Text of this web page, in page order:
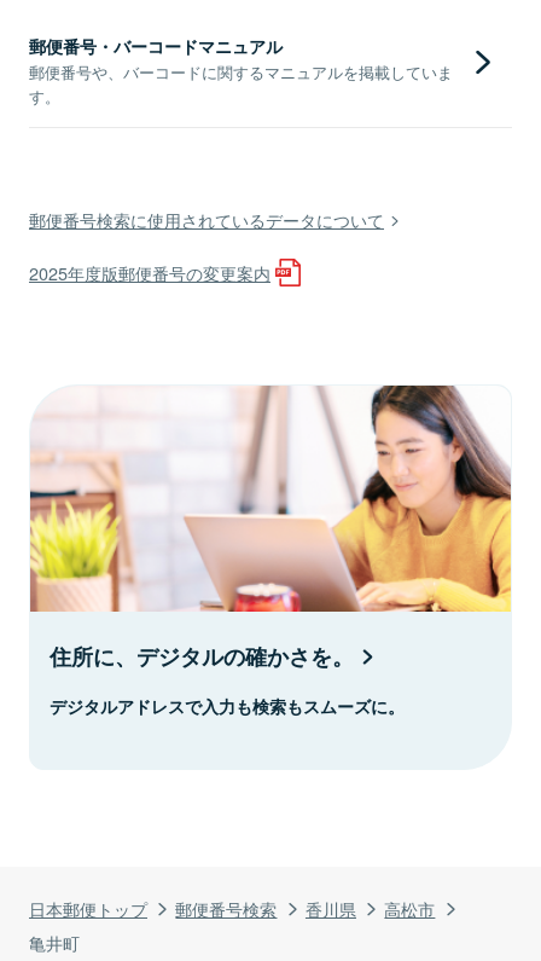
日本郵便トップ 郵便番号検索 香川県
高松市
亀井町
郵便番号・バーコードマニュアル
郵便番号や、バーコードに関するマニュアルを掲載していま
す。
郵便番号検索に使用されているデータについて
2025年度版郵便番号の変更案内
住所に、デジタルの確かさを。
デジタルアドレスで入力も検索もスムーズに。